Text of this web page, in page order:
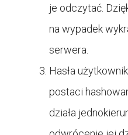
je odczytać.
na wypadek
serwera.
Hasła
postaci
działa